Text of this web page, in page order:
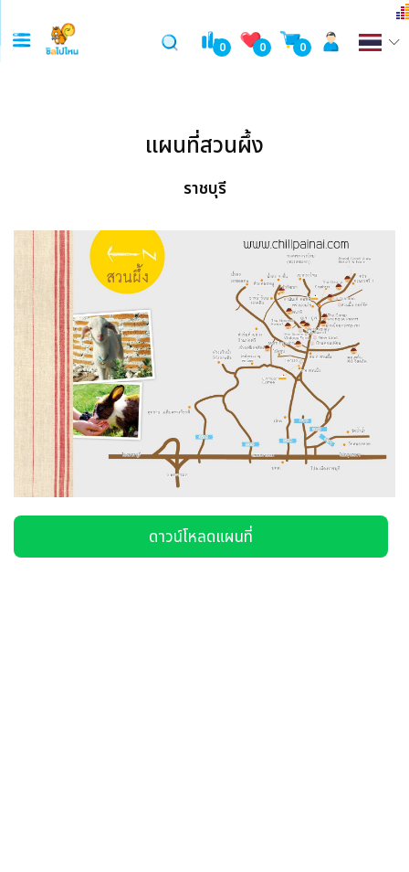
0 0 0
แผนที่สวนผึ้ง
ราชบุรี
ดาวน์โหลดแผนที่